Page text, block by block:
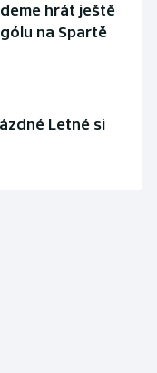
hrát ještě
na Spartě
Letné si